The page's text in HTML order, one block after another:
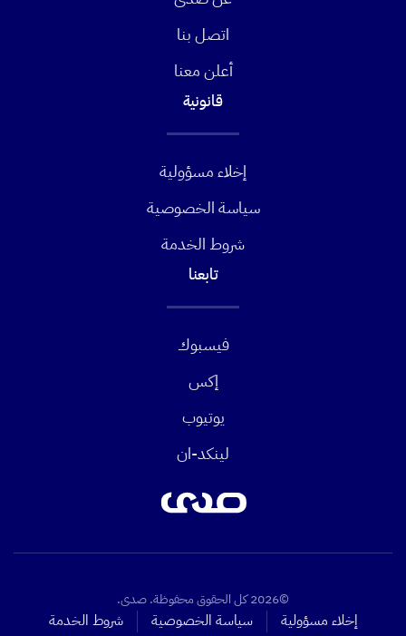
اتصل بنا
أعلن معنا
قانونية
إخلاء مسؤولية
سياسة الخصوصية
شروط الخدمة
تابعنا
فيسبوك
إكس
يوتيوب
لينكد-ان
©2026 كل الحقوق محفوظة. صدى.
إخلاء مسؤولية سياسة الخصوصية شروط الخدمة